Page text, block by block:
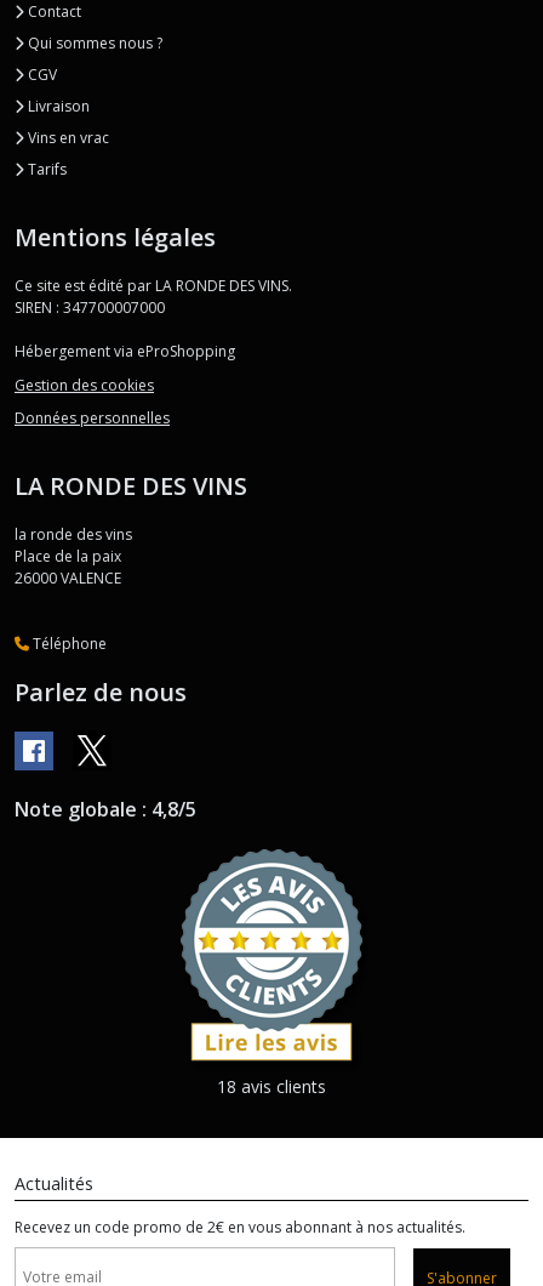
Contact
Qui sommes nous ?
CGV
Livraison
Vins en vrac
Tarifs
Mentions légales
Ce site est édité par LA RONDE DES VINS.
SIREN : 347700007000
Hébergement via eProShopping
Gestion des cookies
Données personnelles
LA RONDE DES VINS
la ronde des vins
Place de la paix
26000VALENCE
Téléphone
Parlez de nous
Note globale : 4,8/5
18 avis clients
Actualités
Recevez un code promo de 2€ en vous abonnant à nos actualités.
S'abonner